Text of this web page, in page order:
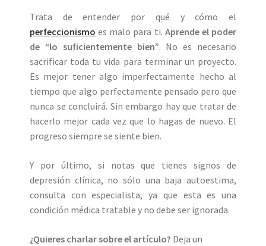
Trata de entender por qué y cómo el
perfeccionismo es malo para ti. Aprende el poder
de “lo suficientemente bien”. No es necesario
sacrificar toda tu vida para terminar un proyecto.
Es mejor tener algo imperfectamente hecho al
tiempo que algo perfectamente pensado pero que
nunca se concluirá. Sin embargo hay que tratar de
hacerlo mejor cada vez que lo hagas de nuevo. El
progreso siempre se siente bien.
Y por último, si notas que tienes signos de
depresión clínica, no sólo una baja autoestima,
consulta con especialista, ya que esta es una
condición médica tratable y no debe ser ignorada.
¿Quieres charlar sobre el artículo? Deja un